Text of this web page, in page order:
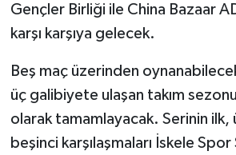
Gençler Birliği ile China Bazaar
karşı karşıya gelecek.
Beş maç üzerinden
üç galibiyete ulaşan takım
olarak tamamlayacak. Serinin ilk,
beşinci karşılaşmaları İskele
MAGAZİN
Nöbetçi Eczaneler
ÖZEL HABER
SAĞLIK